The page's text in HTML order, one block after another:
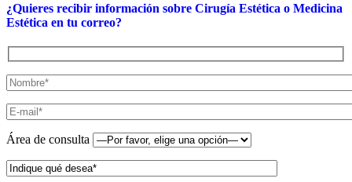
¿Quieres recibir información sobre Cirugía Estética o Medicina
Estética en tu correo?
Área de consulta